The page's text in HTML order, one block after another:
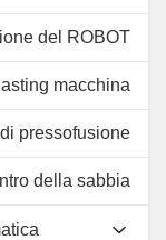
del ROBOT
macchina
pressofusione
della sabbia